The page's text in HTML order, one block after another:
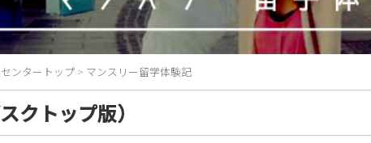
ンタートップ > マンスリー留学体験記
クトップ版）